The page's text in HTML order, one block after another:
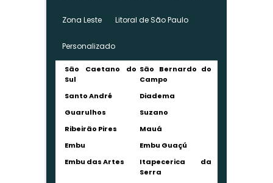
Zona Leste Litoral de São Paulo
Personalizado
São Caetano do
Sul
São Bernardo do
Campo
Santo André
Diadema
Guarulhos
Suzano
Ribeirão Pires
Mauá
Embu
Embu Guaçú
Embu das Artes
Itapecerica da
Serra